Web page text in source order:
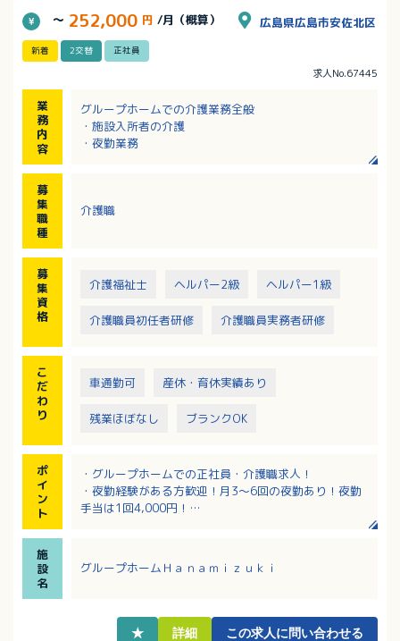
～ 252,000 円 /月（概算） 広島県広島市安佐北区
新着 2交替 正社員
求人No.67445
業
務
内
容
グループホームでの介護業務全般
・施設入所者の介護
・夜勤業務
募
集
職
種
介護職
募
集
資
格
介護福祉士 ヘルパー2級 ヘルパー1級
介護職員初任者研修 介護職員実務者研修
こ
だ
わ
り
車通勤可 産休・育休実績あり
残業ほぼなし ブランクOK
ポ
イ
ン
ト
・グループホームでの正社員・介護職求人！
・夜勤経験がある方歓迎！月3～6回の夜勤あり！夜勤
手当は1回4,000円！
・腰痛軽減のための介護福祉機器の導入や休憩場所の
施
設
名
グループホームＨａｎａｍｉｚｕｋｉ
★ 詳細 この求人に問い合わせる